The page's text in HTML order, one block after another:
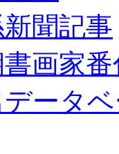
聞記事
画家
ータ